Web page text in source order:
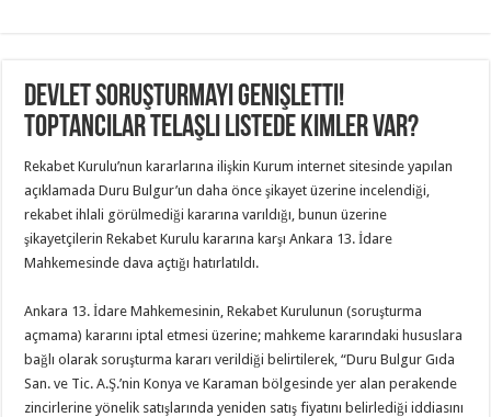
Devlet Soruşturmayı Genişletti!
Toptancılar Telaşlı Listede Kimler Var?
Rekabet Kurulu’nun kararlarına ilişkin Kurum internet sitesinde yapılan
açıklamada Duru Bulgur’un daha önce şikayet üzerine incelendiği,
rekabet ihlali görülmediği kararına varıldığı, bunun üzerine
şikayetçilerin Rekabet Kurulu kararına karşı Ankara 13. İdare
Mahkemesinde dava açtığı hatırlatıldı.
Ankara 13. İdare Mahkemesinin, Rekabet Kurulunun (soruşturma
açmama) kararını iptal etmesi üzerine; mahkeme kararındaki hususlara
bağlı olarak soruşturma kararı verildiği belirtilerek, “Duru Bulgur Gıda
San. ve Tic. A.Ş.’nin Konya ve Karaman bölgesinde yer alan perakende
zincirlerine yönelik satışlarında yeniden satış fiyatını belirlediği iddiasını